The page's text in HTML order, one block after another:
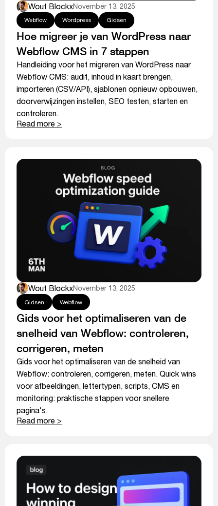
Wout BlockxNovember 13, 2025
Webflow Wordpress Gidsen
Hoe migreer je van WordPress naar
Webflow CMS in 7 stappen
Handleiding voor het migreren van WordPress naar
Webflow CMS: audit, inhoud in kaart brengen,
importeren (CSV/API), sjablonen opnieuw opbouwen,
doorverwijzingen instellen, SEO testen, starten en
controleren.
Read more >
Wout BlockxNovember 13, 2025
Gidsen Webflow
Gids voor het optimaliseren van de
snelheid van Webflow: controleren,
corrigeren, meten
Gids voor het optimaliseren van de snelheid van
Webflow: controleren, corrigeren, meten. Quick wins
voor afbeeldingen, lettertypen, scripts, CMS en
monitoring: praktische stappen voor snellere
pagina's.
Read more >